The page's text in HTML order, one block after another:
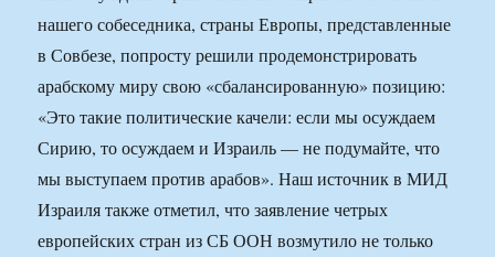
нашего собеседника, страны Европы, представленные
в Совбезе, попросту решили продемонстрировать
арабскому миру свою «сбалансированную» позицию:
«Это такие политические качели: если мы осуждаем
Сирию, то осуждаем и Израиль — не подумайте, что
мы выступаем против арабов». Наш источник в МИД
Израиля также отметил, что заявление четрых
европейских стран из СБ ООН возмутило не только